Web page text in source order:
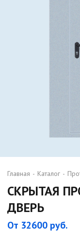
Главная - Каталог -
СКРЫТАЯ
ДВЕРЬ
От 32600 руб.